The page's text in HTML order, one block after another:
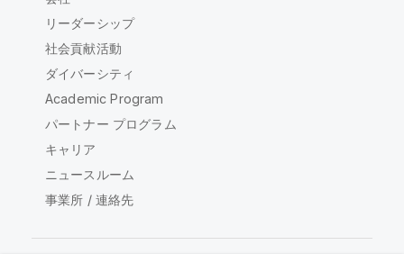
リーダーシップ
社会貢献活動
ダイバーシティ
Academic Program
パートナー プログラム
キャリア
ニュースルーム
事業所 / 連絡先